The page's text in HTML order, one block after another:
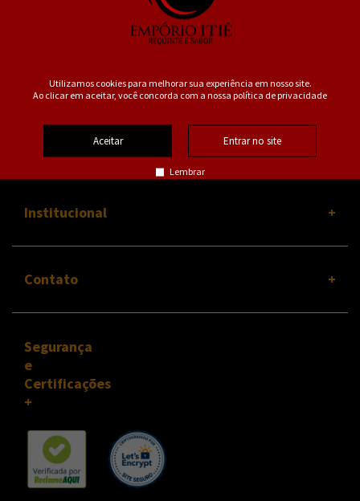
Utilizamos cookies para melhorar sua experiência em nosso site.
Ao clicar em aceitar, você concorda com a nossa política de privacidade
Aceitar Entrar no site
Lembrar
Mini Stickers 28 Adesivos
R$34,90
no PIX ou Boleto
Institucional
Contato
Segurança
e
Certificações